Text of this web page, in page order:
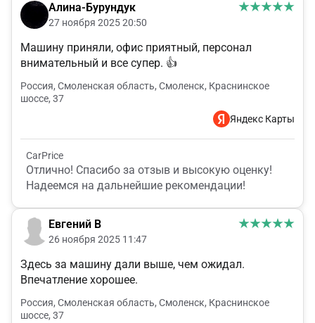
Алина-Бурундук
27 ноября 2025 20:50
Машину приняли, офис приятный, персонал
внимательный и все супер. 👍
Россия, Смоленская область, Смоленск, Краснинское
шоссе, 37
Яндекс Карты
CarPrice
Отлично! Спасибо за отзыв и высокую оценку!
Надеемся на дальнейшие рекомендации!
Евгений В
26 ноября 2025 11:47
Здесь за машину дали выше, чем ожидал.
Впечатление хорошее.
Россия, Смоленская область, Смоленск, Краснинское
шоссе, 37